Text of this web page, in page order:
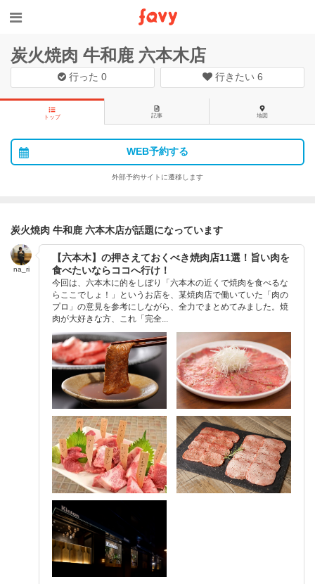
炭火焼肉 牛和鹿 六本木店
行った0 行きたい 6
トップ 記事 地図
WEB予約する
外部予約サイトに遷移します
炭火焼肉 牛和鹿 六本木店が話題になっています
na_ri
【六本木】の押さえておくべき焼肉店11選！旨い肉を
食べたいならココへ行け！
今回は、六本木に的をしぼり「六本木の近くで焼肉を食べるな
らここでしょ！」というお店を、某焼肉店で働いていた「肉の
プロ」の意見を参考にしながら、全力でまとめてみました。焼
肉が大好きな方、これ「完全...